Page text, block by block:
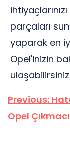
parçaları
yaparak en
Opel'inizin
Yazı
gezinmesi
Previous:
Opel Çıkmacı